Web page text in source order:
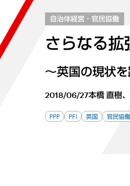
自治体経営・官民協働
さらなる
～英国の現状
2018/06/27本橋 直樹
PPP PFI 英国 官民協働